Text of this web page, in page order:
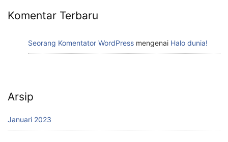
Komentar Terbaru
Seorang Komentator WordPress mengenai Halo dunia!
Arsip
Januari 2023